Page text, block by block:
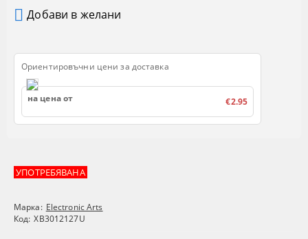
УПОТРЕБЯВАНА
Марка: Electronic Arts
Код: XB3012127U
Добави в желани
Ориентировъчни цени за доставка
на цена от €2.95